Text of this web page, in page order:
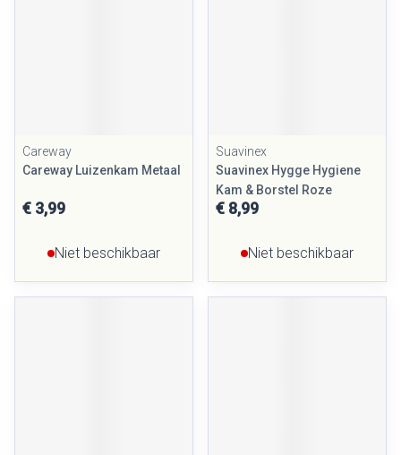
Careway
Careway Luizenkam Metaal
€ 3,99
Niet beschikbaar
Suavinex
Suavinex Hygge Hygiene
Kam & Borstel Roze
€ 8,99
Niet beschikbaar